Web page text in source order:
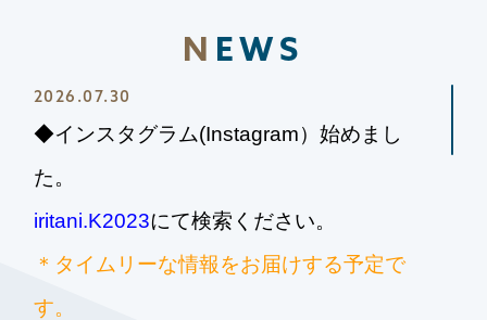
N EWS
2026.07.30
◆インスタグラム(Instagram）始めまし
た。
iritani.K2023にて検索ください。
＊タイムリーな情報をお届けする予定で
す。